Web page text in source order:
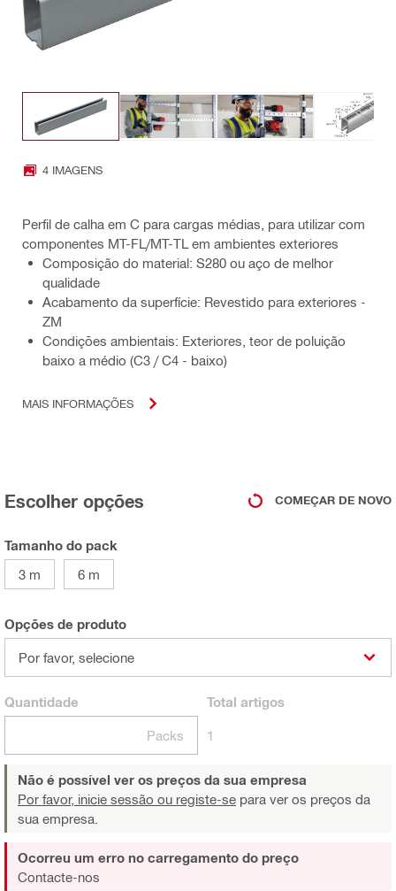
4 IMAGENS
Perfil de calha em C para cargas médias, para utilizar com
componentes MT-FL/MT-TL em ambientes exteriores
Composição do material: S280 ou aço de melhor
qualidade
Acabamento da superfície: Revestido para exteriores -
ZM
Condições ambientais: Exteriores, teor de poluição
baixo a médio (C3 / C4 - baixo)
MAIS INFORMAÇÕES
Escolher opções COMEÇAR DE NOVO
Tamanho do pack
3 m
6 m
Opções de produto
Por favor, selecione
Quantidade
Packs
Total artigos
1
Não é possível ver os preços da sua empresa
Por favor, inicie sessão ou registe-se para ver os preços da
sua empresa.
Ocorreu um erro no carregamento do preço
Contacte-nos